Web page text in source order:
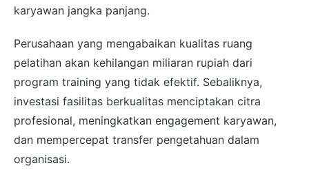
karyawan jangka panjang.
Perusahaan yang mengabaikan kualitas ruang
pelatihan akan kehilangan miliaran rupiah dari
program training yang tidak efektif. Sebaliknya,
investasi fasilitas berkualitas menciptakan citra
profesional, meningkatkan engagement karyawan,
dan mempercepat transfer pengetahuan dalam
organisasi.